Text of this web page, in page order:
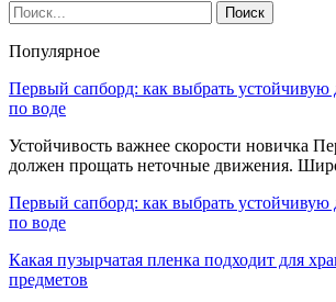
Популярное
Первый сапборд: как выбрать устойчивую
по воде
Устойчивость важнее скорости новичка
должен прощать неточные движения.
Первый сапборд: как выбрать устойчивую
по воде
Какая пузырчатая пленка подходит для
предметов